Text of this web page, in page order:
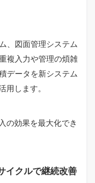
、図面管理システム
複入力や管理の煩雑
データを新システム
用します。
の効果を最大化でき
イクルで継続改善